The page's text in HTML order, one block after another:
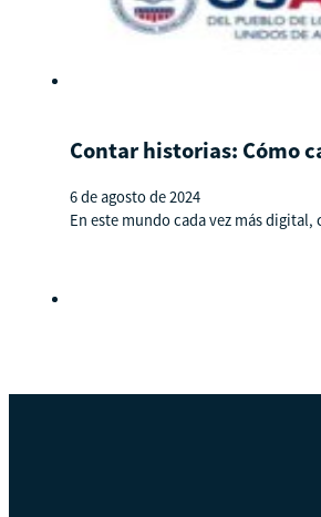
Contar historias: Cómo
6 de agosto de 2024
En este mundo cada vez más